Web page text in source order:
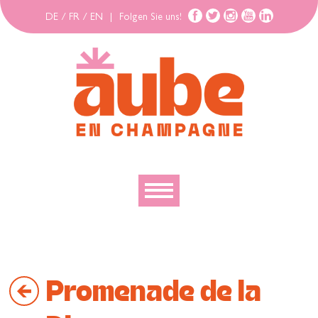
DE / FR / EN Folgen Sie uns!
Bewegen
Gehäuse
Promenade de la